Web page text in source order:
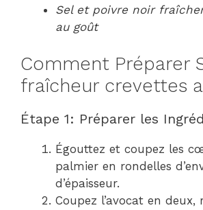
Sel et poivre noir
au goût
Comment Préparer
fraîcheur crevettes
Étape 1: Préparer les
Égouttez et coupez les
palmier en rondelles
d’épaisseur.
Coupez l’avocat en deux,